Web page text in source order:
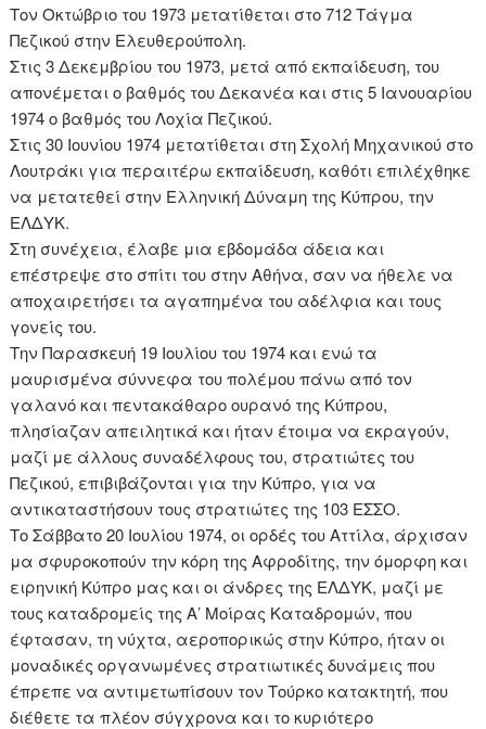
Τον Οκτώβριο του 1973 μετατίθεται στο 712 Τάγμα
Πεζικού στην Ελευθερούπολη.
Στις 3 Δεκεμβρίου του 1973, μετά από εκπαίδευση, του
απονέμεται ο βαθμός του Δεκανέα και στις 5 Ιανουαρίου
1974 ο βαθμός του Λοχία Πεζικού.
Στις 30 Ιουνίου 1974 μετατίθεται στη Σχολή Μηχανικού στο
Λουτράκι για περαιτέρω εκπαίδευση, καθότι επιλέχθηκε
να μετατεθεί στην Ελληνική Δύναμη της Κύπρου, την
ΕΛΔΥΚ.
Στη συνέχεια, έλαβε μια εβδομάδα άδεια και
επέστρεψε στο σπίτι του στην Αθήνα, σαν να ήθελε να
αποχαιρετήσει τα αγαπημένα του αδέλφια και τους
γονείς του.
Την Παρασκευή 19 Ιουλίου του 1974 και ενώ τα
μαυρισμένα σύννεφα του πολέμου πάνω από τον
γαλανό και πεντακάθαρο ουρανό της Κύπρου,
πλησίαζαν απειλητικά και ήταν έτοιμα να εκραγούν,
μαζί με άλλους συναδέλφους του, στρατιώτες του
Πεζικού, επιβιβάζονται για την Κύπρο, για να
αντικαταστήσουν τους στρατιώτες της 103 ΕΣΣΟ.
Το Σάββατο 20 Ιουλίου 1974, οι ορδές του Αττίλα, άρχισαν
μα σφυροκοπούν την κόρη της Αφροδίτης, την όμορφη και
ειρηνική Κύπρο μας και οι άνδρες της ΕΛΔΥΚ, μαζί με
τους καταδρομείς της Α’ Μοίρας Καταδρομών, που
έφτασαν, τη νύχτα, αεροπορικώς στην Κύπρο, ήταν οι
μοναδικές οργανωμένες στρατιωτικές δυνάμεις που
έπρεπε να αντιμετωπίσουν τον Τούρκο κατακτητή, που
διέθετε τα πλέον σύγχρονα και το κυριότερο